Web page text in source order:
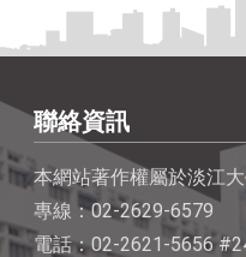
聯絡資訊
本網站著作權屬於淡江
專線：02-2629-6579
電話：02-2621-5656